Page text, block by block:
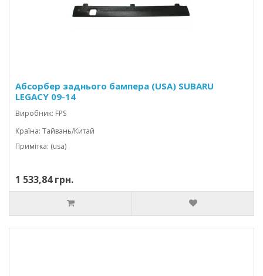
Абсорбер заднього бампера (USA) SUBARU
LEGACY 09-14
Виробник: FPS
Країна: Тайвань/Китай
Примітка: (usa)
1 533,84 грн.